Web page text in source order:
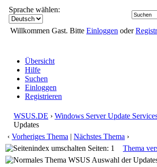
Sprache wählen:
Willkommen Gast. Bitte Einloggen oder
Übersicht
Hilfe
Suchen
Einloggen
Registrieren
WSUS.DE › Windows Server Update
Updates
‹ Vorheriges Thema | Nächstes Thema ›
Seiten: 1
Thema
WSUS Auswahl der